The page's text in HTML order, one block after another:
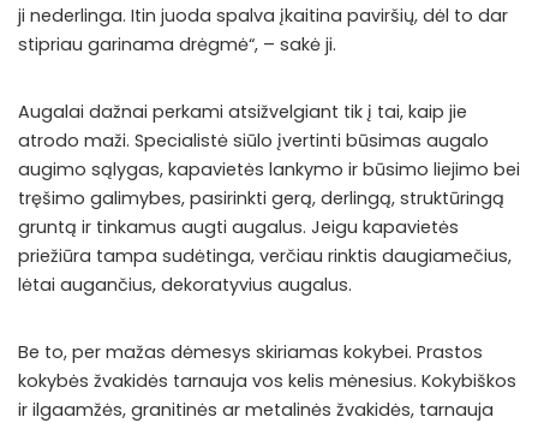
ji nederlinga. Itin juoda spalva įkaitina paviršių, dėl to dar
stipriau garinama drėgmė“, – sakė ji.
Augalai dažnai perkami atsižvelgiant tik į tai, kaip jie
atrodo maži. Specialistė siūlo įvertinti būsimas augalo
augimo sąlygas, kapavietės lankymo ir būsimo liejimo bei
tręšimo galimybes, pasirinkti gerą, derlingą, struktūringą
gruntą ir tinkamus augti augalus. Jeigu kapavietės
priežiūra tampa sudėtinga, verčiau rinktis daugiamečius,
lėtai augančius, dekoratyvius augalus.
Be to, per mažas dėmesys skiriamas kokybei. Prastos
kokybės žvakidės tarnauja vos kelis mėnesius. Kokybiškos
ir ilgaamžės, granitinės ar metalinės žvakidės, tarnauja